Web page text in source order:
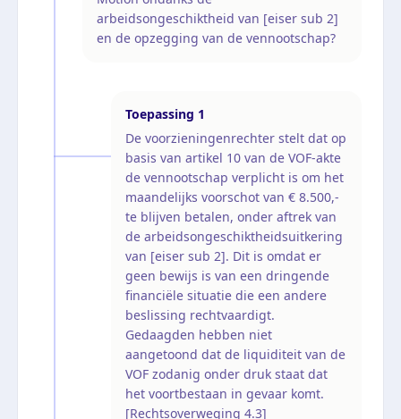
arbeidsongeschiktheid van [eiser sub 2]
en de opzegging van de vennootschap?
Toepassing 1
De voorzieningenrechter stelt dat op
basis van artikel 10 van de VOF-akte
de vennootschap verplicht is om het
maandelijks voorschot van € 8.500,-
te blijven betalen, onder aftrek van
de arbeidsongeschiktheidsuitkering
van [eiser sub 2]. Dit is omdat er
geen bewijs is van een dringende
financiële situatie die een andere
beslissing rechtvaardigt.
Gedaagden hebben niet
aangetoond dat de liquiditeit van de
VOF zodanig onder druk staat dat
het voortbestaan in gevaar komt.
[Rechtsoverweging 4.3]